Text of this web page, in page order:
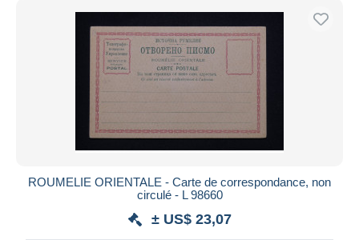
ROUMELIE ORIENTALE - Carte de correspondance, non
circulé - L 98660
± US$ 23,07